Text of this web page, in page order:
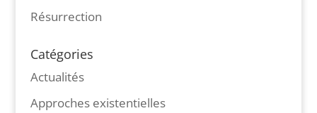
Résurrection
Catégories
Actualités
Approches existentielles